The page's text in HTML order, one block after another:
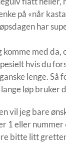
på «når
har
med
hvis du
lenge.
løp bruker
vil jeg bare
1 eller
bitte litt